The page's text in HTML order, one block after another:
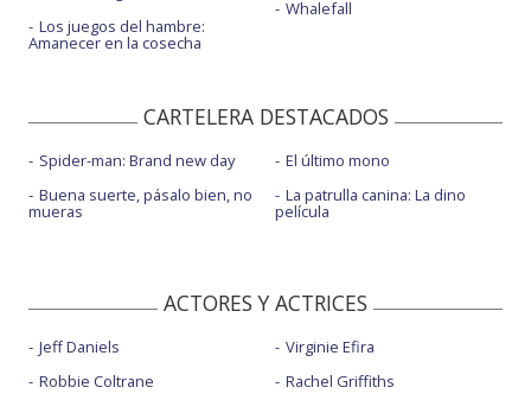
Los juegos del hambre:
Amanecer en la cosecha
Whalefall
CARTELERA DESTACADOS
Spider-man: Brand new day
Buena suerte, pásalo bien, no
mueras
El último mono
La patrulla canina: La dino
película
ACTORES Y ACTRICES
Jeff Daniels
Robbie Coltrane
Virginie Efira
Rachel Griffiths